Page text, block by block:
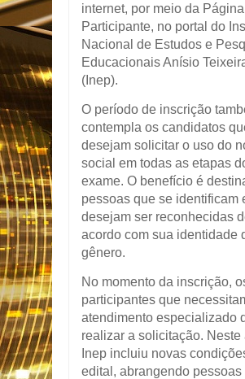
internet, por meio da
Participante, no portal do
Nacional de Estudos e
Educacionais Anísio
(Inep).
O período de inscrição
contempla os candidatos
desejam solicitar o uso do
social em todas as etapas
exame. O benefício é
pessoas que se identificam
desejam ser reconhecidas
acordo com sua identidade
gênero.
No momento da inscrição,
participantes que
atendimento especializado
realizar a solicitação. Neste
Inep incluiu novas
edital, abrangendo pessoas